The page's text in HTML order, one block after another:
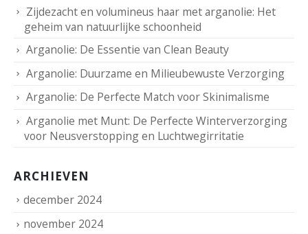
Zijdezacht en volumineus haar met arganolie: Het
geheim van natuurlijke schoonheid
Arganolie: De Essentie van Clean Beauty
Arganolie: Duurzame en Milieubewuste Verzorging
Arganolie: De Perfecte Match voor Skinimalisme
Arganolie met Munt: De Perfecte Winterverzorging
voor Neusverstopping en Luchtwegirritatie
ARCHIEVEN
december 2024
november 2024